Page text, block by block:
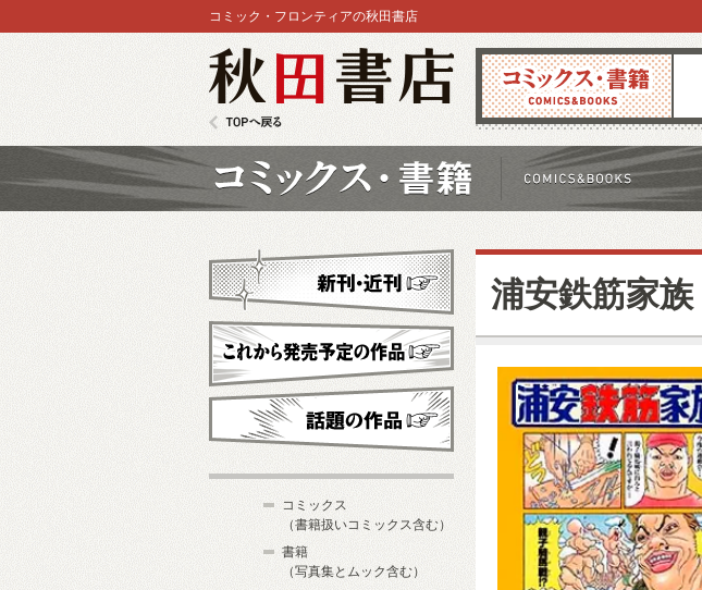
コミックス 雑誌
コミック・フロンティアの秋田書店
浦安鉄筋家族
新刊・近刊
これから発売予定
コミックス
（書籍扱いコミックス含む）
書籍
（写真集とムック含む）